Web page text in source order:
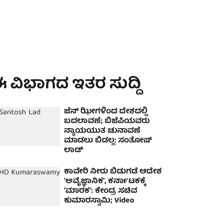
ವಿಭಾಗದ ಇತರ ಸುದ್ದಿ
ಜೆನ್ ಝೀಗಳಿಂದ ದೇಶದಲ್ಲಿ
ಬದಲಾವಣೆ; ಬಿಜೆಪಿಯವರು
ನ್ಯಾಯಯುತ ಚುನಾವಣೆ
ಮಾಡಲು ಬಿಡಲ್ಲ: ಸಂತೋಷ್
ಲಾಡ್
ಕಾವೇರಿ ನೀರು ಬಿಡುಗಡೆ ಆದೇಶ
'ಅವೈಜ್ಞಾನಿಕ', ಕರ್ನಾಟಕಕ್ಕೆ
'ಮಾರಕ': ಕೇಂದ್ರ ಸಚಿವ
ಕುಮಾರಸ್ವಾಮಿ; Video